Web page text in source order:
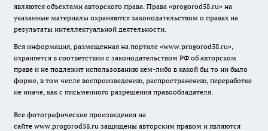
являются объектами авторского права. Права «progorod58.ru» на
указанные материалы охраняются законодательством о правах на
результаты интеллектуальной деятельности.
Вся информация, размещенная на портале «www.progorod58.ru»,
охраняется в соответствии с законодательством РФ об авторском
праве и не подлежит использованию кем-либо в какой бы то ни было
форме, в том числе воспроизведению, распространению, переработке
не иначе, как с письменного разрешения правообладателя.
Все фотографические произведения на
сайте www.progorod58.ru защищены авторским правом и являются